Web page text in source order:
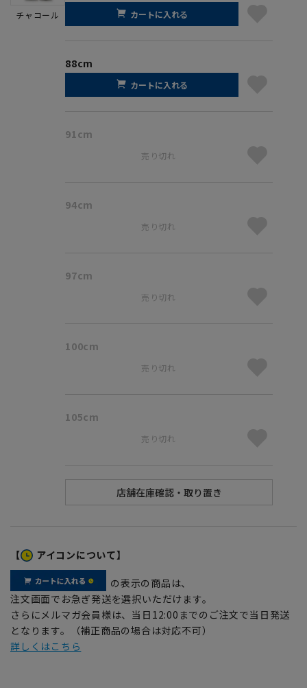
チャコール カートに入れる
88cm
カートに入れる
91cm
売り切れ
94cm
売り切れ
97cm
売り切れ
100cm
売り切れ
105cm
売り切れ
【 アイコンについて】
の表示の商品は、
注文画面でお急ぎ発送を選択いただけます。
さらにメルマガ会員様は、当日12:00までのご注文で当日発送
となります。（補正商品の場合は対応不可）
詳しくはこちら